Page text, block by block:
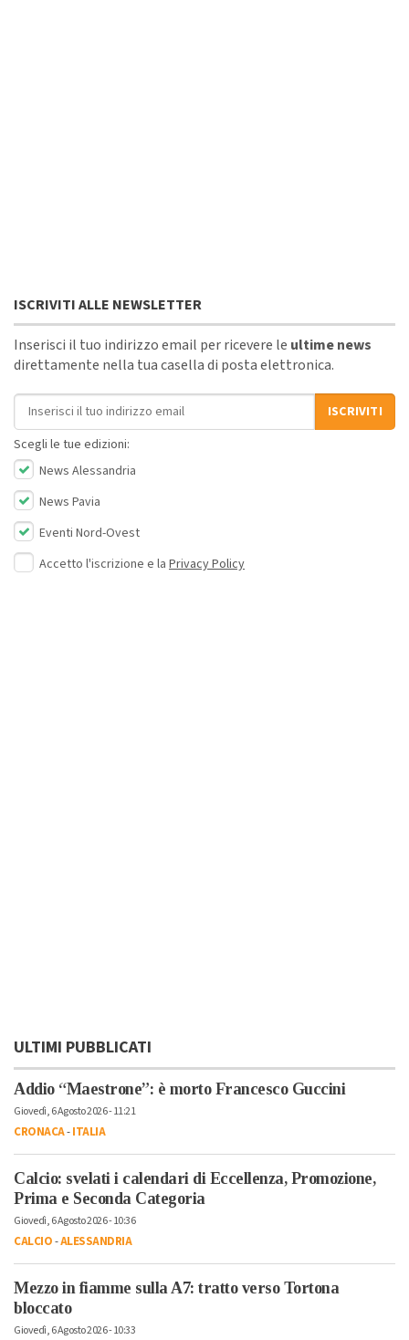
ISCRIVITI ALLE NEWSLETTER
Inserisci il tuo indirizzo email per ricevere le ultime news
direttamente nella tua casella di posta elettronica.
Indirizzo email
ISCRIVITI
Scegli le tue edizioni:
News Alessandria
News Pavia
Eventi Nord-Ovest
Accetto l'iscrizione e la Privacy Policy
ULTIMI PUBBLICATI
Addio “Maestrone”: è morto Francesco Guccini
Giovedì, 6 Agosto 2026 - 11:21
CRONACA-ITALIA
Calcio: svelati i calendari di Eccellenza, Promozione,
Prima e Seconda Categoria
Giovedì, 6 Agosto 2026 - 10:36
CALCIO-ALESSANDRIA
Mezzo in fiamme sulla A7: tratto verso Tortona
bloccato
Giovedì, 6 Agosto 2026 - 10:33